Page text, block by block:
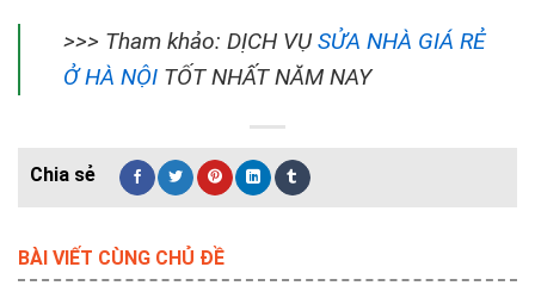
>>> Tham khảo: DỊCH VỤSỬA NHÀ GIÁ RẺ
Ở HÀ NỘI TỐT NHẤT NĂM NAY
BÀI VIẾT CÙNG CHỦ ĐỀ